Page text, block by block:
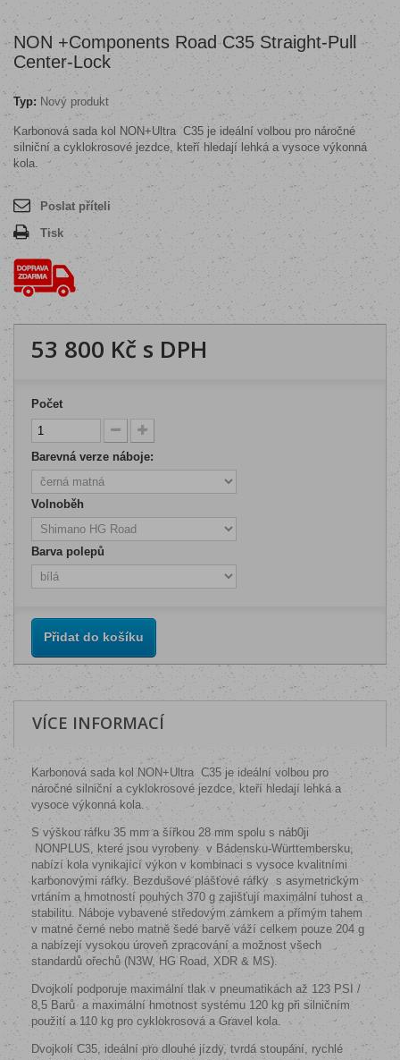
NON +Components Road C35 Straight-Pull
Center-Lock
Typ: Nový produkt
Karbonová sada kol NON+Ultra C35 je ideální volbou pro náročné
silniční a cyklokrosové jezdce, kteří hledají lehká a vysoce výkonná
kola.
Poslat příteli
Tisk
53 800 Kč s DPH
Počet
Barevná verze náboje:
Volnoběh
Barva polepů
Přidat do košíku
VÍCE INFORMACÍ
Karbonová sada kol NON+Ultra C35 je ideální volbou pro
náročné silniční a cyklokrosové jezdce, kteří hledají lehká a
vysoce výkonná kola.
S výškou ráfku 35 mm a šířkou 28 mm spolu s náb0ji
NONPLUS, které jsou vyrobeny v Bádensku-Württembersku,
nabízí kola vynikající výkon v kombinaci s vysoce kvalitními
karbonovými ráfky. Bezdušové plášťové ráfky s asymetrickým
vrtáním a hmotností pouhých 370 g zajišťují maximální tuhost a
stabilitu. Náboje vybavené středovým zámkem a přímým tahem
v matné černé nebo matně šedé barvě váží celkem pouze 204 g
a nabízejí vysokou úroveň zpracování a možnost všech
standardů ořechů (N3W, HG Road, XDR & MS).
Dvojkolí podporuje maximální tlak v pneumatikách až 123 PSI /
8,5 Barů a maximální hmotnost systému 120 kg při silničním
použití a 110 kg pro cyklokrosová a Gravel kola.
Dvojkolí C35, ideální pro dlouhé jízdy, tvrdá stoupání, rychlé